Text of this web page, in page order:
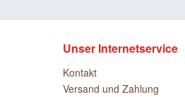
Unser Internetservice
Kontakt
Versand und Zahlung